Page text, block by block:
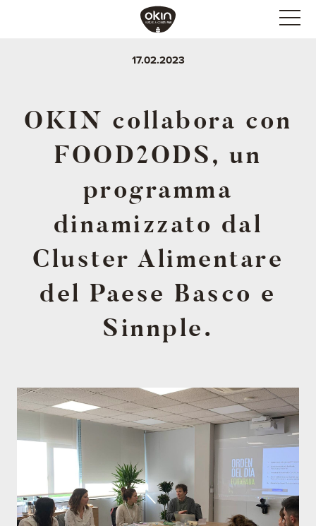
17.02.2023
OKIN collabora con
FOOD2ODS, un
programma
dinamizzato dal
Cluster Alimentare
del Paese Basco e
Sinnple.